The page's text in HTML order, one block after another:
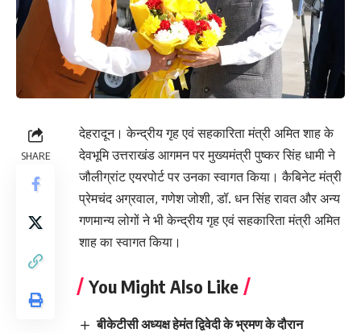
SHARE
देहरादून। केन्द्रीय गृह एवं सहकारिता मंत्री अमित शाह के
देवभूमि उत्तराखंड आगमन पर मुख्यमंत्री पुष्कर सिंह धामी ने
जौलीग्रांट एयरपोर्ट पर उनका स्वागत किया। कैबिनेट मंत्री
प्रेमचंद अग्रवाल, गणेश जोशी, डॉ. धन सिंह रावत और अन्य
गणमान्य लोगों ने भी केन्द्रीय गृह एवं सहकारिता मंत्री अमित
शाह का स्वागत किया।
You Might Also Like
बीकेटीसी अध्यक्ष हेमंत द्विवेदी के भ्रमण के दौरान